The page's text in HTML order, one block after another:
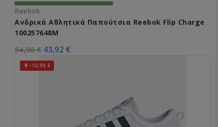
Reebok
Ανδρικά Αθλητικά Παπούτσια Reebok Flip Charge
100257648M
54,90 € 43,92 €
 -10,98 €